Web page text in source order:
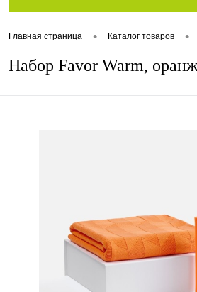
Главная страница • Каталог товаров •
Набор Favor Warm,